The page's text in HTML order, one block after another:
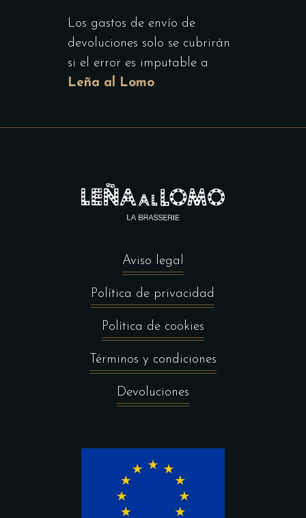
Los gastos de envío de
devoluciones solo se cubrirán
si el error es imputable a
Leña al Lomo.
Aviso legal
Política de privacidad
Política de cookies
Términos y condiciones
Devoluciones